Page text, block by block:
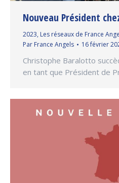
Nouveau Président
2023, Les réseaux de France
Par France Angels 16 février
Christophe Baralotto
en tant que Président de